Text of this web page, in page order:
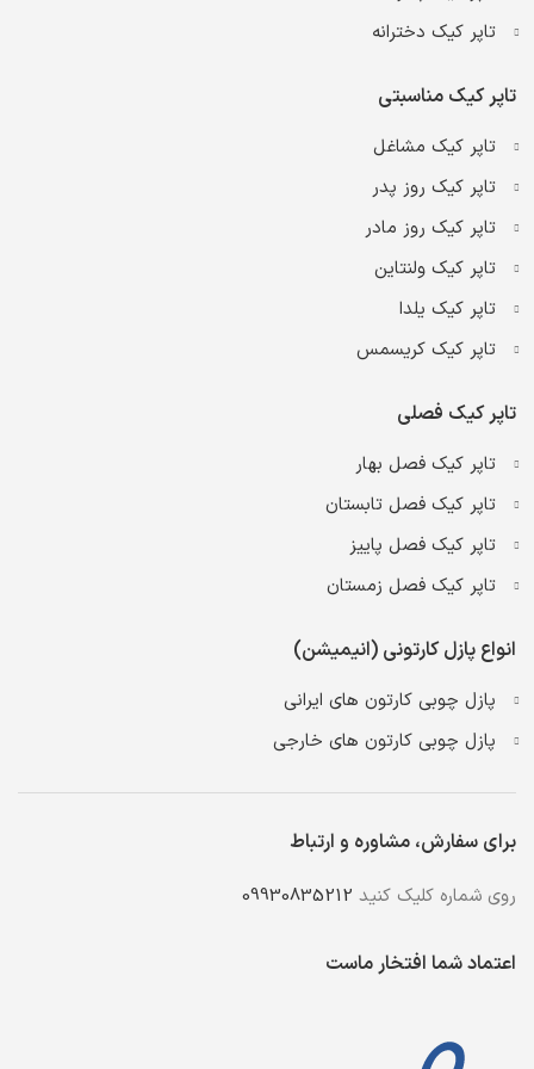
تاپر کیک دخترانه
تاپر کیک مناسبتی
تاپر کیک مشاغل
تاپر کیک روز پدر
تاپر کیک روز مادر
تاپر کیک ولنتاین
تاپر کیک یلدا
تاپر کیک کریسمس
تاپر کیک فصلی
تاپر کیک فصل بهار
تاپر کیک فصل تابستان
تاپر کیک فصل پاییز
تاپر کیک فصل زمستان
انواع پازل کارتونی (انیمیشن)
پازل چوبی کارتون های ایرانی
پازل چوبی کارتون های خارجی
برای سفارش، مشاوره و ارتباط
روی شماره کلیک کنید 09930835212
اعتماد شما افتخار ماست